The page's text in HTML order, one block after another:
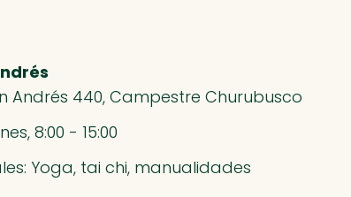
Andrés 440, Campestre Churubusco
8:00 - 15:00
Yoga, tai chi, manualidades